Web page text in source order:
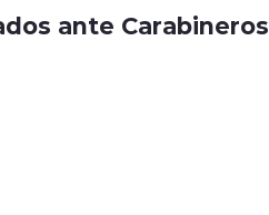
ante Carabineros